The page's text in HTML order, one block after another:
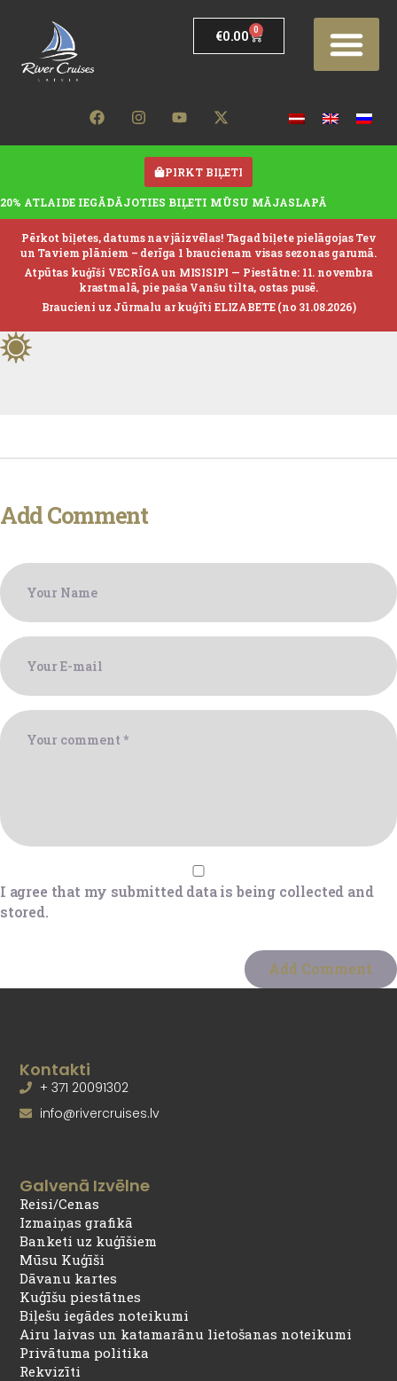
€0.00 0
PIRKT BIĻETI
20% ATLAIDE IEGĀDĀJOTIES BIĻETI MŪSU MĀJASLAPĀ
Pērkot biļetes, datums nav jāizvēlas! Tagad biļete pielāgojas Tev
un Taviem plāniem – derīga 1 braucienam visas sezonas garumā.
Atpūtas kuģīši VECRĪGA un MISISIPI — Piestātne: 11. novembra
krastmalā, pie paša Vanšu tilta, ostas pusē.
Braucieni uz Jūrmalu ar kuģīti ELIZABETE (no 31.08.2026)
Add Comment
I agree that my submitted data is being collected and
stored.
Galvenā Izvēlne
Reisi/Cenas
Izmaiņas grafikā
Banketi uz kuģīšiem
Mūsu Kuģīši
Dāvanu kartes
Kuģīšu piestātnes
Biļešu iegādes noteikumi
Airu laivas un katamarānu lietošanas noteikumi
Privātuma politika
Rekvizīti
Kontakti
+ 371 20091302
info@rivercruises.lv